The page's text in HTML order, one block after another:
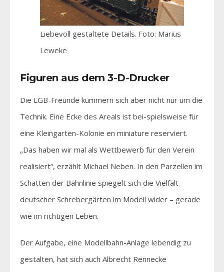
Liebevoll gestaltete Details. Foto: Marius
Leweke
Figuren aus dem 3-D-Drucker
Die LGB-Freunde kümmern sich aber nicht nur um die
Technik. Eine Ecke des Areals ist bei-spielsweise für
eine Kleingarten-Kolonie en miniature reserviert.
„Das haben wir mal als Wettbewerb für den Verein
realisiert“, erzählt Michael Neben. In den Parzellen im
Schatten der Bahnlinie spiegelt sich die Vielfalt
deutscher Schrebergärten im Modell wider – gerade
wie im richtigen Leben.
Der Aufgabe, eine Modellbahn-Anlage lebendig zu
gestalten, hat sich auch Albrecht Rennecke